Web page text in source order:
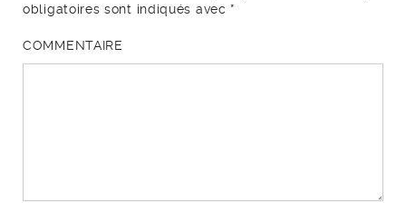
obligatoires sont indiqués avec *
COMMENTAIRE